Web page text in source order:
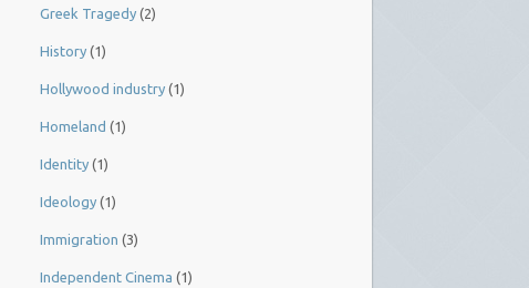
Greek Tragedy (2)
History (1)
Hollywood industry (1)
Homeland (1)
Identity (1)
Ideology (1)
Immigration (3)
Independent Cinema (1)